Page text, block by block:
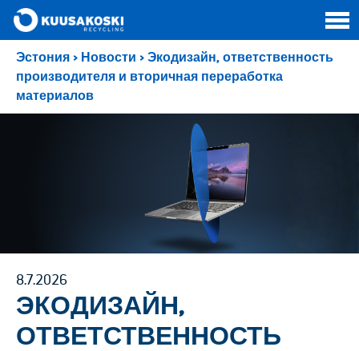
Эстония > Новости > Экодизайн, ответственность
производителя и вторичная переработка
материалов
8.7.2026
ЭКОДИЗАЙН,
ОТВЕТСТВЕННОСТЬ